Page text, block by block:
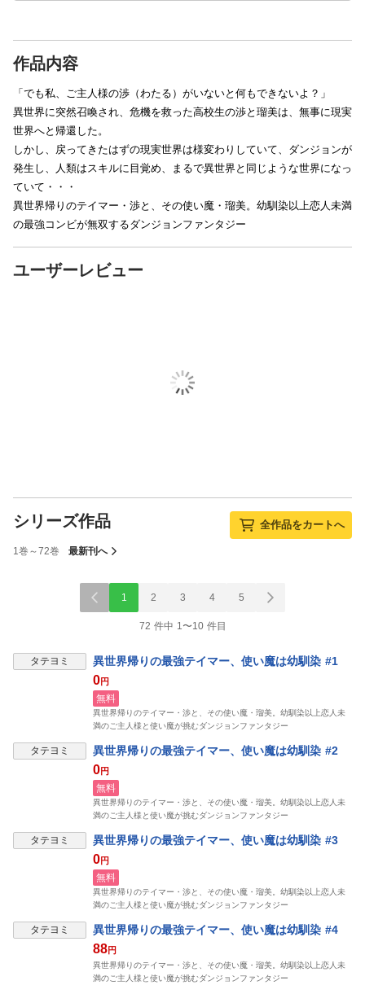
作品内容
「でも私、ご主人様の渉（わたる）がいないと何もできないよ？」
異世界に突然召喚され、危機を救った高校生の渉と瑠美は、無事に現実
世界へと帰還した。
しかし、戻ってきたはずの現実世界は様変わりしていて、ダンジョンが
発生し、人類はスキルに目覚め、まるで異世界と同じような世界になっ
ていて・・・
異世界帰りのテイマー・渉と、その使い魔・瑠美。幼馴染以上恋人未満
の最強コンビが無双するダンジョンファンタジー
ユーザーレビュー
シリーズ作品 全作品をカートへ
1巻～72巻 最新刊へ
1 2 3 4 5
72 件中 1〜10 件目
タテヨミ 異世界帰りの最強テイマー、使い魔は幼馴染 #1
0円
無料
異世界帰りのテイマー・渉と、その使い魔・瑠美。幼馴染以上恋人未
満のご主人様と使い魔が挑むダンジョンファンタジー
タテヨミ 異世界帰りの最強テイマー、使い魔は幼馴染 #2
0円
無料
異世界帰りのテイマー・渉と、その使い魔・瑠美。幼馴染以上恋人未
満のご主人様と使い魔が挑むダンジョンファンタジー
タテヨミ 異世界帰りの最強テイマー、使い魔は幼馴染 #3
0円
無料
異世界帰りのテイマー・渉と、その使い魔・瑠美。幼馴染以上恋人未
満のご主人様と使い魔が挑むダンジョンファンタジー
タテヨミ 異世界帰りの最強テイマー、使い魔は幼馴染 #4
88円
異世界帰りのテイマー・渉と、その使い魔・瑠美。幼馴染以上恋人未
満のご主人様と使い魔が挑むダンジョンファンタジー